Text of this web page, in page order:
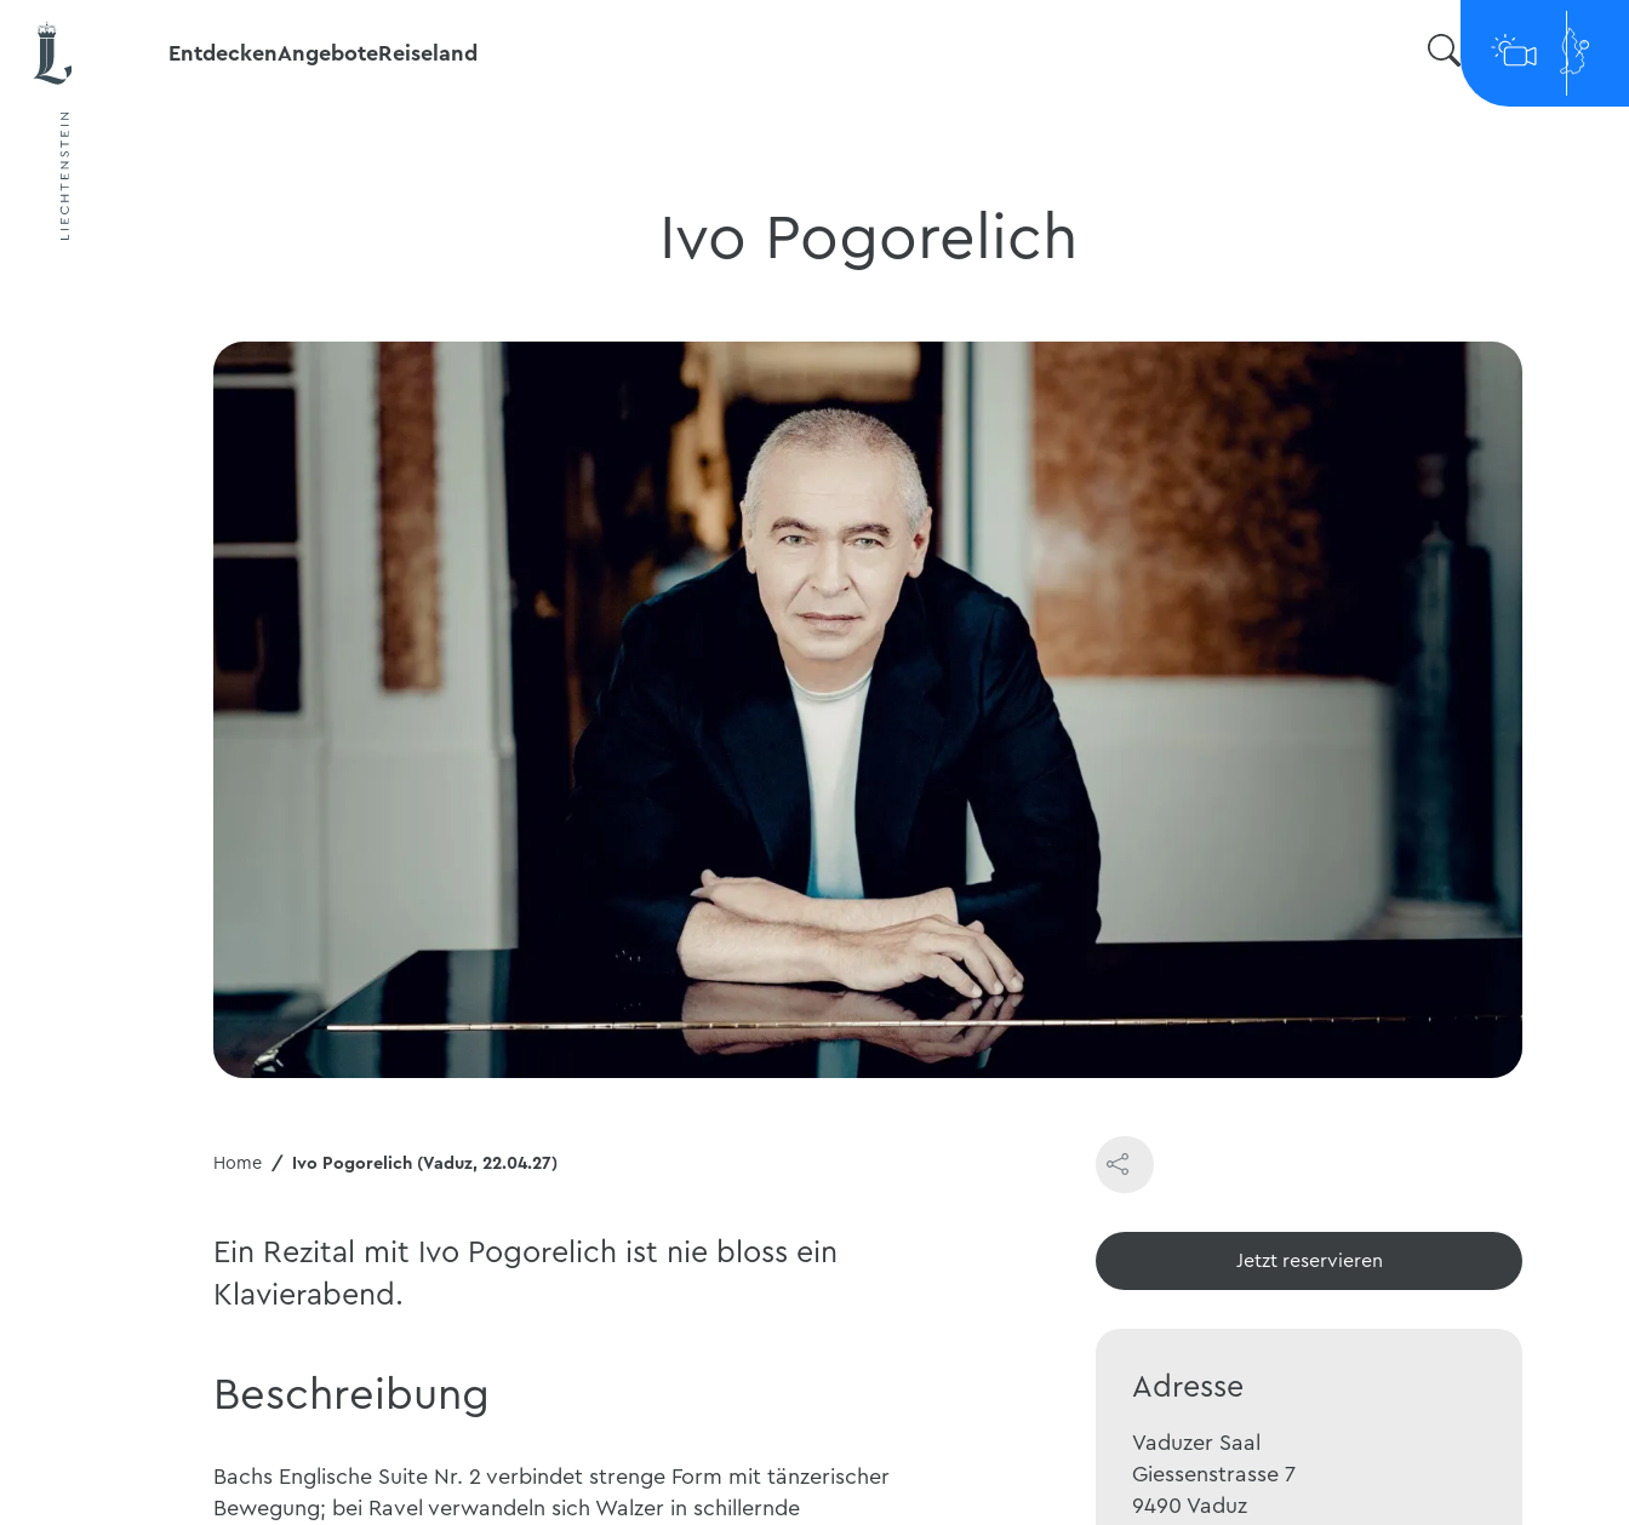
EntdeckenAngeboteReiseland
Ivo Pogorelich
Home Ivo Pogorelich (Vaduz, 22.04.27)
Ein Rezital mit Ivo Pogorelich ist nie bloss ein
Klavierabend.
Beschreibung
Bachs Englische Suite Nr. 2 verbindet strenge Form mit tänzerischer
Bewegung; bei Ravel verwandeln sich Walzer in schillernde
Jetzt reservieren
Adresse
Vaduzer Saal
Giessenstrasse 7
9490 Vaduz